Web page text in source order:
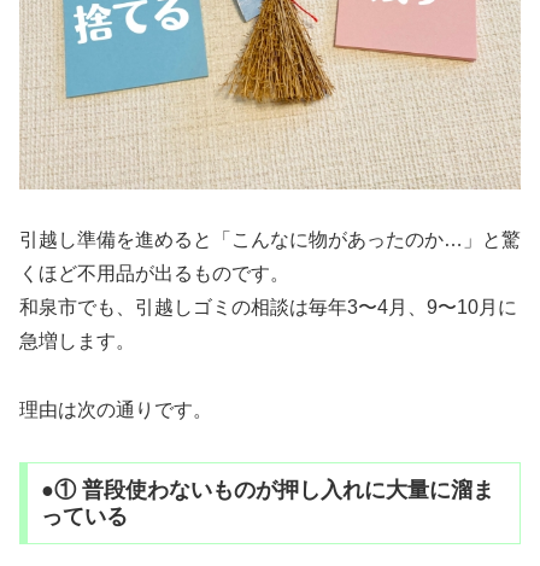
引越し準備を進めると「こんなに物があったのか…」と驚
くほど不用品が出るものです。
和泉市でも、引越しゴミの相談は毎年3〜4月、9〜10月に
急増します。
理由は次の通りです。
●① 普段使わないものが押し入れに大量に溜ま
っている